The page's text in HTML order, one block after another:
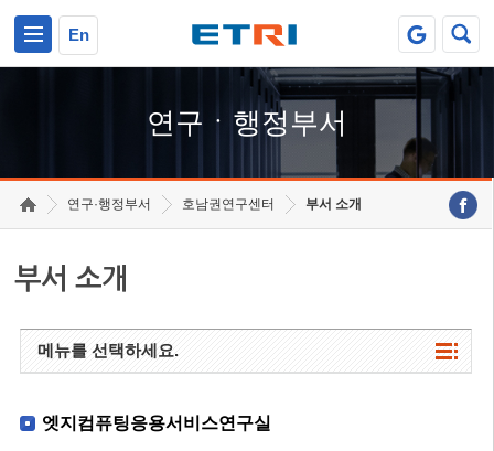
En
연구ㆍ행정부서
연구·행정부서 호남권연구센터 부서 소개
부서 소개
메뉴를 선택하세요.
엣지컴퓨팅응용서비스연구실